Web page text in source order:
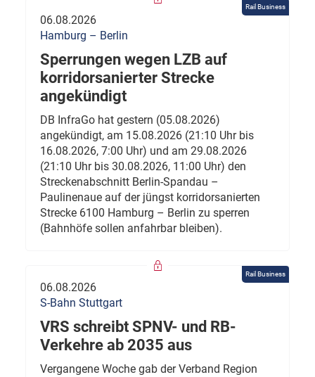
Rail Business
06.08.2026
Hamburg – Berlin
Sperrungen wegen LZB auf
korridorsanierter Strecke
angekündigt
DB InfraGo hat gestern (05.08.2026)
angekündigt, am 15.08.2026 (21:10 Uhr bis
16.08.2026, 7:00 Uhr) und am 29.08.2026
(21:10 Uhr bis 30.08.2026, 11:00 Uhr) den
Streckenabschnitt Berlin-Spandau –
Paulinenaue auf der jüngst korridorsanierten
Strecke 6100 Hamburg – Berlin zu sperren
(Bahnhöfe sollen anfahrbar bleiben).
Rail Business
06.08.2026
S-Bahn Stuttgart
VRS schreibt SPNV- und RB-
Verkehre ab 2035 aus
Vergangene Woche gab der Verband Region